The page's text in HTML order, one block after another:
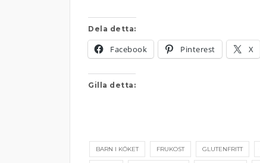
Dela detta:
Facebook Pinterest X
Gilla detta:
BARN I KÖKET FRUKOST GLUTENFRITT